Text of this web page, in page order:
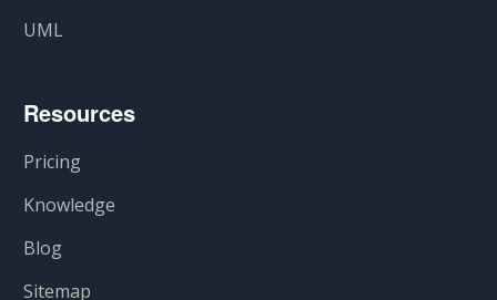
UML
Resources
Pricing
Knowledge
Blog
Sitemap